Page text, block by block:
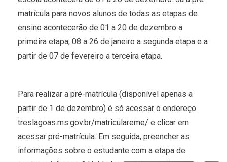
matrícula para novos alunos de todas as etapas de
ensino acontecerão de 01 a 20 de dezembro a
primeira etapa; 08 a 26 de janeiro a segunda etapa e a
partir de 07 de fevereiro a terceira etapa.
Para realizar a pré-matrícula (disponível apenas a
partir de 1 de dezembro) é só acessar o endereço
treslagoas.ms.gov.br/matriculareme/ e clicar em
acessar pré-matrícula. Em seguida, preencher as
informações sobre o estudante com a etapa de